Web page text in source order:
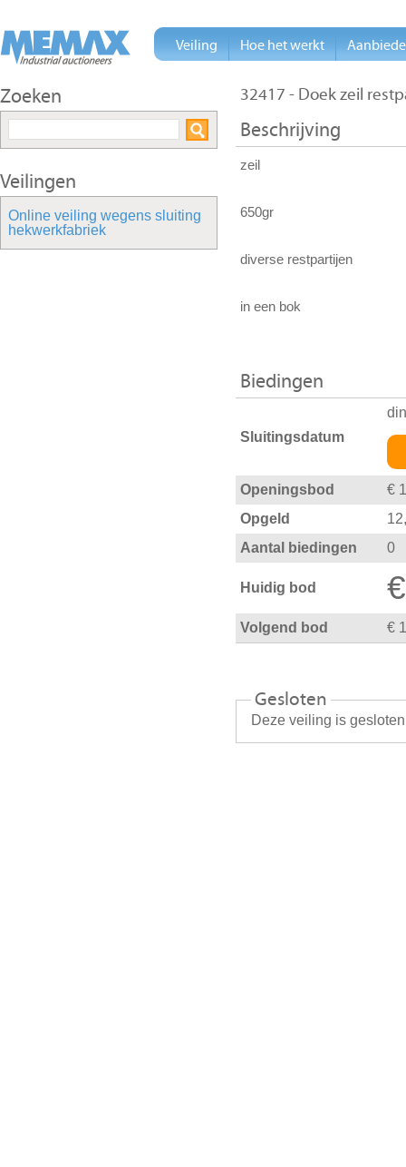
32417 - Doek zeil
Beschrijving
zeil
650gr
diverse restpartijen
in een bok
Biedingen
Sluitingsdatum
Openingsbod
€
Opgeld
Aantal biedingen
0
Huidig bod
Volgend bod €
Gesloten
Deze veiling is
Zoeken
Veilingen
Online veiling wegens sluiting
hekwerkfabriek
Veiling Hoe het werkt